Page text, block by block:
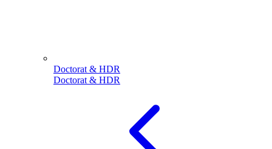
Doctorat & HDR
Doctorat & HDR